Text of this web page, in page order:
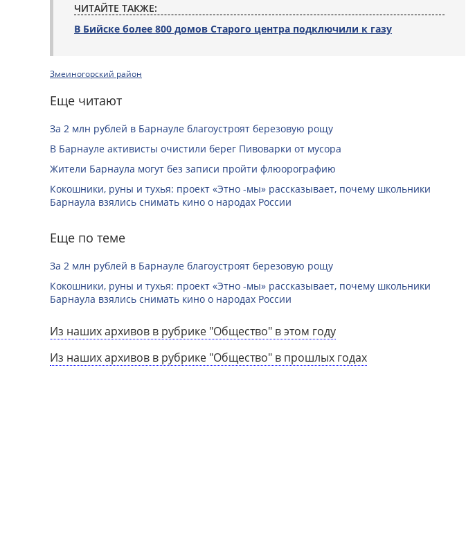
ЧИТАЙТЕ ТАКЖЕ:
В Бийске более 800 домов Старого центра подключили к газу
Змеиногорский район
Еще читают
За 2 млн рублей в Барнауле благоустроят березовую рощу
В Барнауле активисты очистили берег Пивоварки от мусора
Жители Барнаула могут без записи пройти флюорографию
Кокошники, руны и тухья: проект «Этно -мы» рассказывает, почему школьники
Барнаула взялись снимать кино о народах России
Еще по теме
За 2 млн рублей в Барнауле благоустроят березовую рощу
Кокошники, руны и тухья: проект «Этно -мы» рассказывает, почему школьники
Барнаула взялись снимать кино о народах России
Из наших архивов в рубрике "Общество" в этом году
Из наших архивов в рубрике "Общество" в прошлых годах